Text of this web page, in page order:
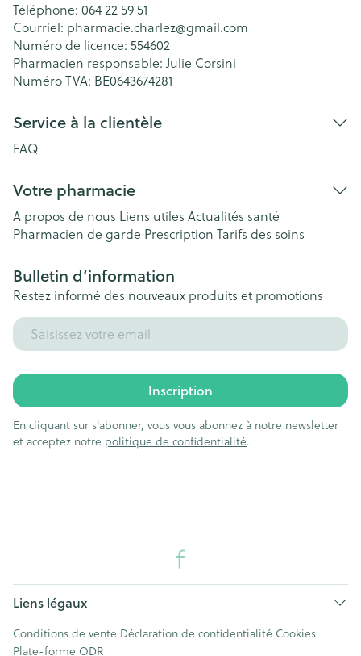
Téléphone: 064 22 59 51
Courriel: pharmacie.charlez@gmail.com
Numéro de licence: 554602
Pharmacien responsable: Julie Corsini
Numéro TVA: BE0643674281
Service à la clientèle
FAQ
Votre pharmacie
A propos de nous Liens utiles Actualités santé
Pharmacien de garde Prescription Tarifs des soins
Bulletin d’information
Restez informé des nouveaux produits et promotions
Adresse mail
Inscription
En cliquant sur s'abonner, vous vous abonnez à notre newsletter
et acceptez notre politique de confidentialité.
Liens légaux
Conditions de vente Déclaration de confidentialité Cookies
Plate-forme ODR